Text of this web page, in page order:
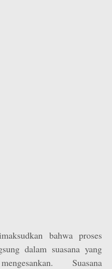
bahwa proses
dalam suasana yang
Suasana